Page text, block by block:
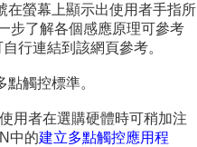
在螢幕上顯示出使用者手指所
步了解各個感應原理可參考
行連結到該網頁參考。
觸控標準。
用者在選購硬體時可稍加注
中的建立多點觸控應用程